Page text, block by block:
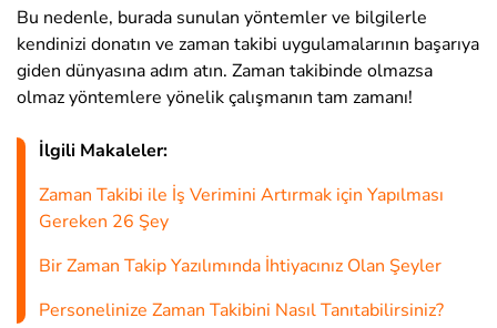
Bu nedenle, burada sunulan yöntemler ve bilgilerle
kendinizi donatın ve zaman takibi uygulamalarının başarıya
giden dünyasına adım atın. Zaman takibinde olmazsa
olmaz yöntemlere yönelik çalışmanın tam zamanı!
İlgili Makaleler:
Zaman Takibi ile İş Verimini Artırmak için Yapılması
Gereken 26 Şey
Bir Zaman Takip Yazılımında İhtiyacınız Olan Şeyler
Personelinize Zaman Takibini Nasıl Tanıtabilirsiniz?